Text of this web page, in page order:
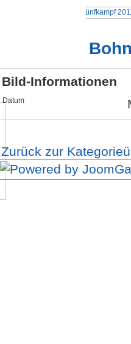
Bild-Informationen
Datum
Zurück zur